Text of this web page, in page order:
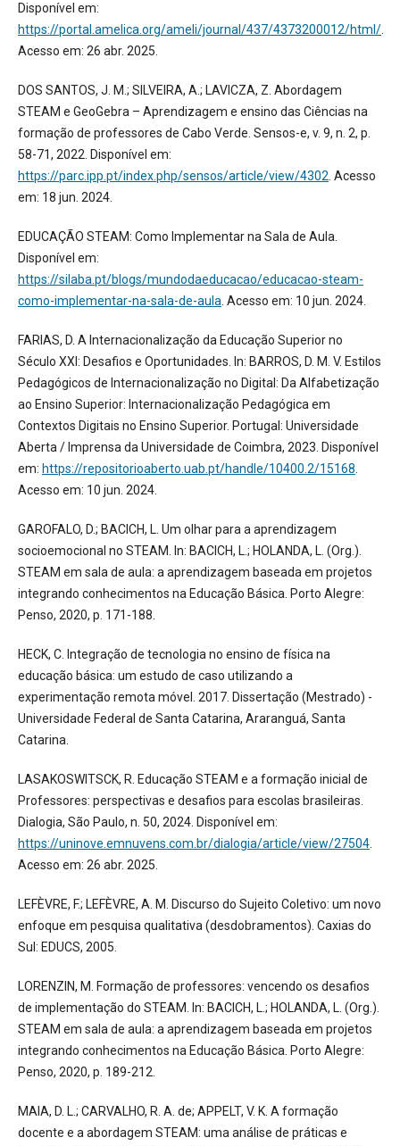
Disponível em:
https://portal.amelica.org/ameli/journal/437/4373200012/html/.
Acesso em: 26 abr. 2025.
DOS SANTOS, J. M.; SILVEIRA, A.; LAVICZA, Z. Abordagem
STEAM e GeoGebra – Aprendizagem e ensino das Ciências na
formação de professores de Cabo Verde. Sensos-e, v. 9, n. 2, p.
58-71, 2022. Disponível em:
https://parc.ipp.pt/index.php/sensos/article/view/4302 . Acesso
em: 18 jun. 2024.
EDUCAÇÃO STEAM: Como Implementar na Sala de Aula.
Disponível em:
https://silaba.pt/blogs/mundodaeducacao/educacao-steam-
como-implementar-na-sala-de-aula . Acesso em: 10 jun. 2024.
FARIAS, D. A Internacionalização da Educação Superior no
Século XXI: Desafios e Oportunidades. In: BARROS, D. M. V. Estilos
Pedagógicos de Internacionalização no Digital: Da Alfabetização
ao Ensino Superior: Internacionalização Pedagógica em
Contextos Digitais no Ensino Superior. Portugal: Universidade
Aberta / Imprensa da Universidade de Coimbra, 2023. Disponível
em: https://repositorioaberto.uab.pt/handle/10400.2/15168
Acesso em: 10 jun. 2024.
GAROFALO, D.; BACICH, L. Um olhar para a aprendizagem
socioemocional no STEAM. In: BACICH, L.; HOLANDA, L. (Org.).
STEAM em sala de aula: a aprendizagem baseada em projetos
integrando conhecimentos na Educação Básica. Porto Alegre:
Penso, 2020, p. 171-188.
HECK, C. Integração de tecnologia no ensino de física na
educação básica: um estudo de caso utilizando a
experimentação remota móvel. 2017. Dissertação (Mestrado) -
Universidade Federal de Santa Catarina, Araranguá, Santa
Catarina.
LASAKOSWITSCK, R. Educação STEAM e a formação inicial de
Professores: perspectivas e desafios para escolas brasileiras.
Dialogia, São Paulo, n. 50, 2024. Disponível em:
https://uninove.emnuvens.com.br/dialogia/article/view/27504.
Acesso em: 26 abr. 2025.
LEFÈVRE, F.; LEFÈVRE, A. M. Discurso do Sujeito Coletivo: um novo
enfoque em pesquisa qualitativa (desdobramentos). Caxias do
Sul: EDUCS, 2005.
LORENZIN, M. Formação de professores: vencendo os desafios
de implementação do STEAM. In: BACICH, L.; HOLANDA, L. (Org.).
STEAM em sala de aula: a aprendizagem baseada em projetos
integrando conhecimentos na Educação Básica. Porto Alegre:
Penso, 2020, p. 189-212.
MAIA, D. L.; CARVALHO, R. A. de; APPELT, V. K. A formação
docente e a abordagem STEAM: uma análise de práticas e